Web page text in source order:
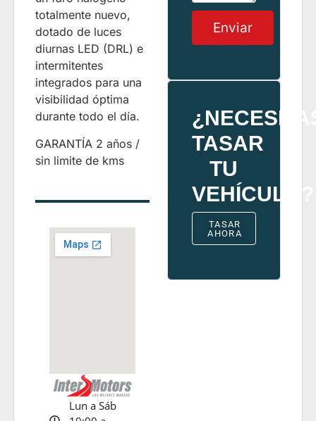
totalmente nuevo,
dotado de luces
diurnas LED (DRL) e
intermitentes
integrados para una
visibilidad óptima
durante todo el día.
GARANTÍA 2 años /
sin limite de kms
Lun a Sáb
Enviar
TASAR
TU
VEHÍCULO?
TASAR
AHORA